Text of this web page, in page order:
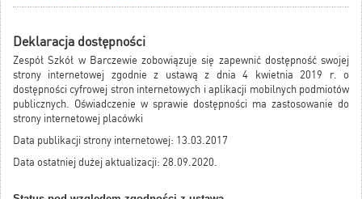
Deklaracja dostępności
Zespół Szkół w Barczewie zobowiązuje się zapewnić dostępność swojej
strony internetowej zgodnie z ustawą z dnia 4 kwietnia 2019 r. o
dostępności cyfrowej stron internetowych i aplikacji mobilnych podmiotów
publicznych. Oświadczenie w sprawie dostępności ma zastosowanie do
strony internetowej placówki
Data publikacji strony internetowej: 13.03.2017
Data ostatniej dużej aktualizacji: 28.09.2020.